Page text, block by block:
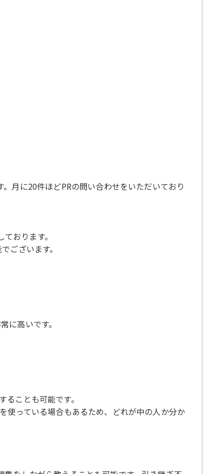
月に20件ほどPRの問い合わせをいただいており
おります。
ございます。
に高いです。
ことも可能です。
使っている場合もあるため、どれが中の人か分か